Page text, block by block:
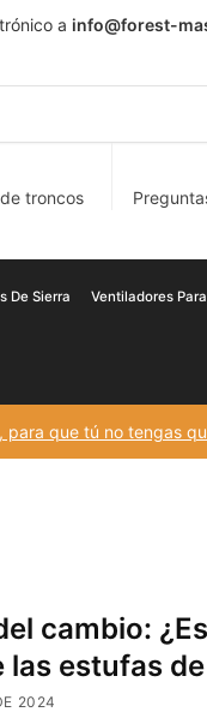
a info@forest-
troncos
De Sierra Ventiladores
para que tú no tengas
cambio:
las estufas
2024